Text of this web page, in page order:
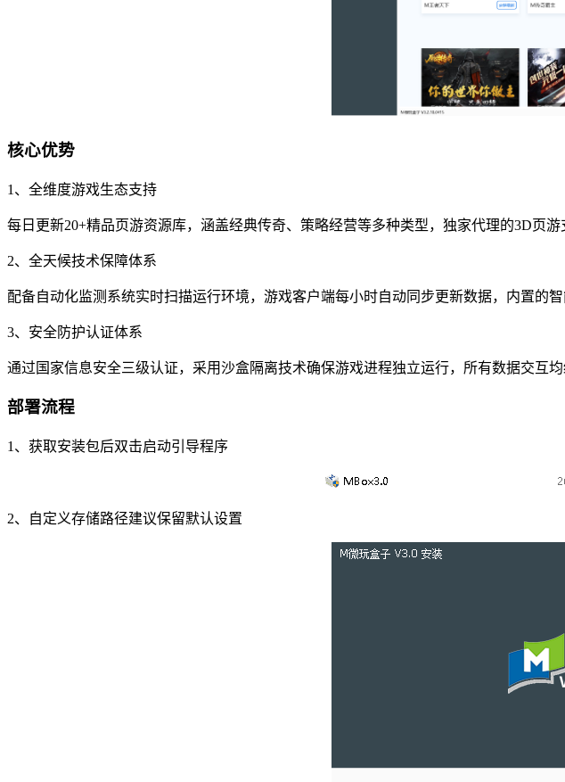
核心优势
1、全维度游戏生态支持
每日更新20+精品页游资源库，涵盖经典传奇、策略经营等多种类型，独家代理的3D页
2、全天候技术保障体系
配备自动化监测系统实时扫描运行环境，游戏客户端每小时自动同步更新数据，内置的
3、安全防护认证体系
通过国家信息安全三级认证，采用沙盒隔离技术确保游戏进程独立运行，所有数据交互均
部署流程
1、获取安装包后双击启动引导程序
2、自定义存储路径建议保留默认设置